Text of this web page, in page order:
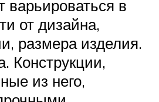
варьироваться в
от дизайна,
размера изделия.
Конструкции,
из него,